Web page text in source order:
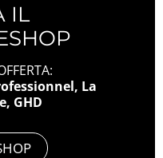
IL
La
GHD